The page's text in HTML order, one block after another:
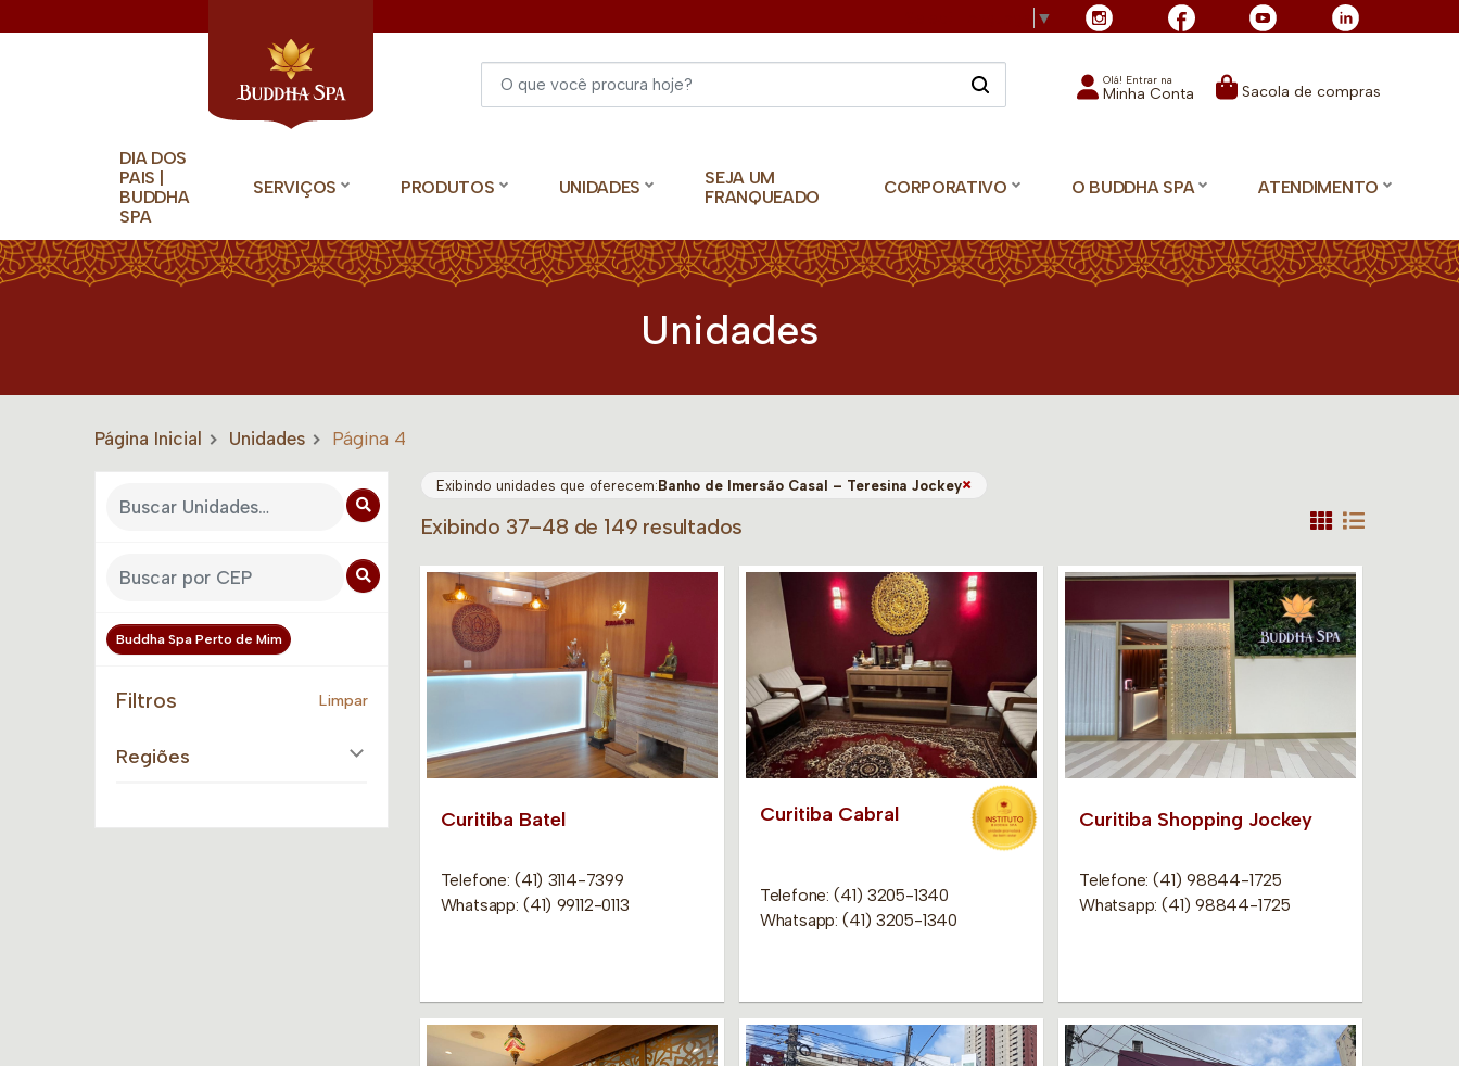
▼
Olá! Entrar na
Minha Conta Sacola de compras
DIA DOS
PAIS |
BUDDHA
SPA
SERVIÇOS PRODUTOS UNIDADES
SEJA UM
FRANQUEADO
CORPORATIVO O BUDDHA SPA ATENDIMENTO
Unidades
Página Inicial Unidades Página 4
Buddha Spa Perto de Mim
Filtros Limpar
Regiões
Exibindo unidades que oferecem:Banho de Imersão Casal – Teresina Jockey×
Exibindo 37–48 de 149 resultados
Curitiba Batel
Telefone: (41) 3114-7399
Whatsapp: (41) 99112-0113
Curitiba Cabral
Telefone: (41) 3205-1340
Whatsapp: (41) 3205-1340
Curitiba Shopping Jockey
Telefone: (41) 98844-1725
Whatsapp: (41) 98844-1725